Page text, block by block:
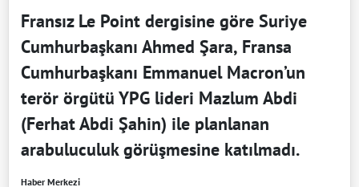
Fransız Le Point dergisine göre Suriye
Cumhurbaşkanı Ahmed Şara, Fransa
Cumhurbaşkanı Emmanuel Macron’un
terör örgütü YPG lideri Mazlum Abdi
(Ferhat Abdi Şahin) ile planlanan
arabuluculuk görüşmesine katılmadı.
Haber Merkezi